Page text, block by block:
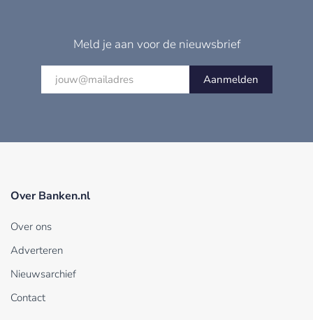
Meld je aan voor de nieuwsbrief
Aanmelden
Over Banken.nl
Over ons
Adverteren
Nieuwsarchief
Contact